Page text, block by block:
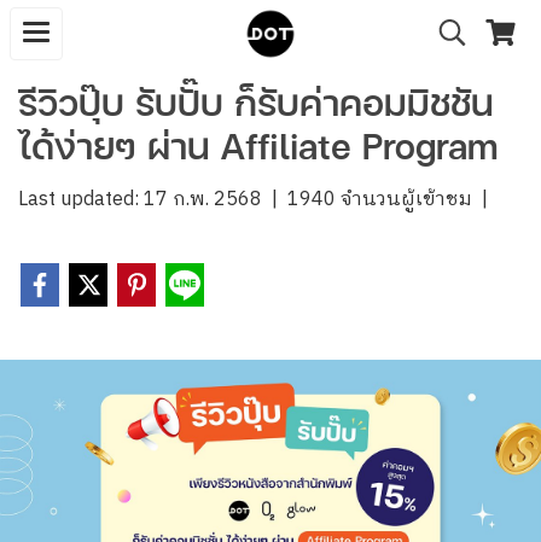
รีวิวปุ๊บ รับปั๊บ ก็รับค่าคอมมิชชัน
ได้ง่ายๆ ผ่าน Affiliate Program
Last updated: 17 ก.พ. 2568 | 1940 จำนวนผู้เข้าชม |